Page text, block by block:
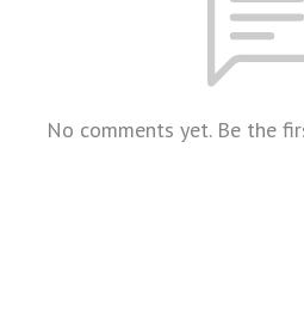
No comments yet. Be the